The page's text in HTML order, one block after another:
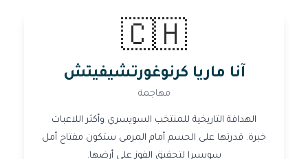
🇨🇭
آنا ماريا كرنوغورتشيفيتش
مهاجمة
الهدافة التاريخية للمنتخب السويسري وأكثر اللاعبات
خبرة. قدرتها على الحسم أمام المرمى ستكون مفتاح أمل
سويسرا لتحقيق الفوز على أرضها.